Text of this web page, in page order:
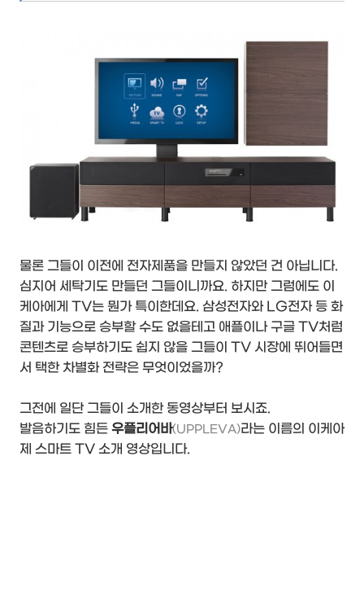
물론 그들이 이전에 전자제품을 만들지 않았던 건 아닙니다.
심지어 세탁기도 만들던 그들이니까요. 하지만 그럼에도 이
케아에게 TV는 뭔가 특이한데요. 삼성전자와 LG전자 등 화
질과 기능으로 승부할 수도 없을테고 애플이나 구글 TV처럼
콘텐츠로 승부하기도 쉽지 않을 그들이 TV 시장에 뛰어들면
서 택한 차별화 전략은 무엇이었을까?
그전에 일단 그들이 소개한 동영상부터 보시죠.
발음하기도 힘든 우플리어바(UPPLEVA)라는 이름의 이케아
제 스마트 TV 소개 영상입니다.